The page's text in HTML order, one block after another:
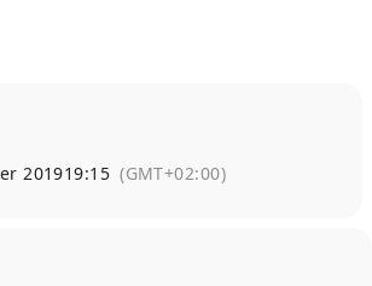
201919:15 (GMT+02:00)